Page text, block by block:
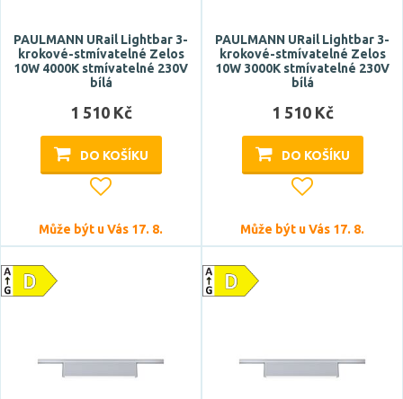
PAULMANN URail Lightbar 3-
krokové-stmívatelné Zelos
10W 4000K stmívatelné 230V
bílá
1 510 Kč
DO KOŠÍKU
Může být u Vás 17. 8.
PAULMANN URail Lightbar 3-
krokové-stmívatelné Zelos
10W 3000K stmívatelné 230V
bílá
1 510 Kč
DO KOŠÍKU
Může být u Vás 17. 8.